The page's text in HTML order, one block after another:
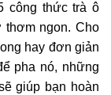
công thức trà ô
thơm ngon. Cho
hay đơn giản
pha nó, những
giúp bạn hoàn